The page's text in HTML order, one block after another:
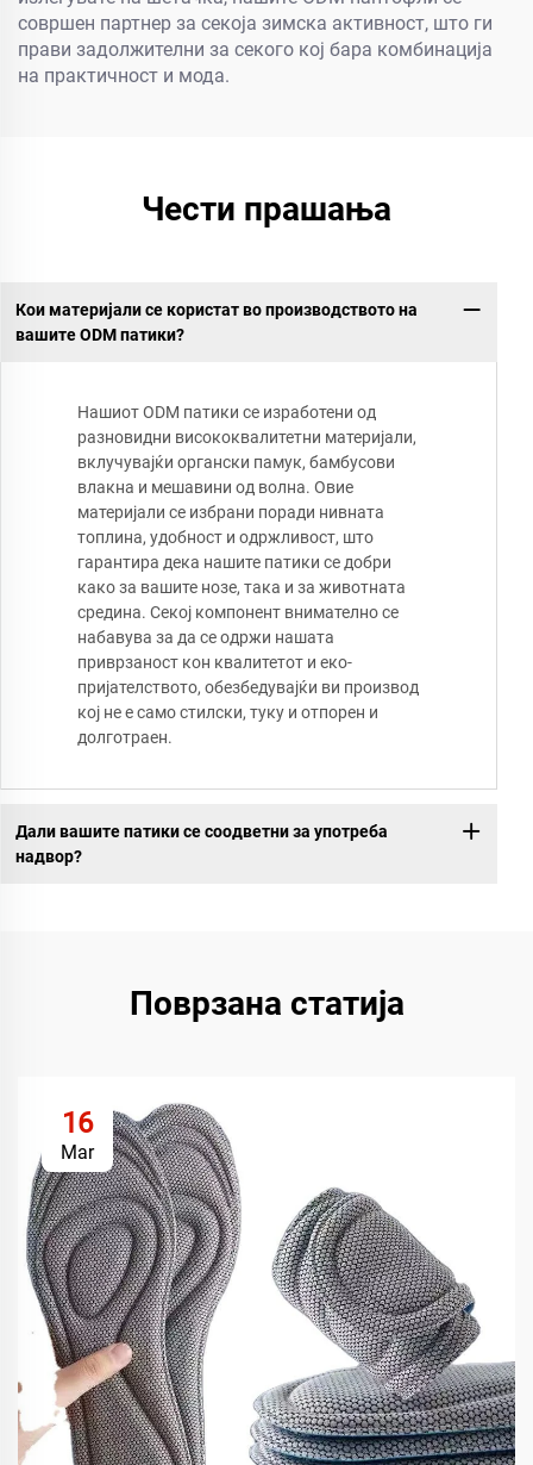
совршен партнер за секоја зимска активност, што ги
прави задолжителни за секого кој бара комбинација
на практичност и мода.
Чести прашања
Кои материјали се користат во производството на
вашите ODM патики?
Нашиот ODM патики се изработени од
разновидни висококвалитетни материјали,
вклучувајќи органски памук, бамбусови
влакна и мешавини од волна. Овие
материјали се избрани поради нивната
топлина, удобност и одржливост, што
гарантира дека нашите патики се добри
како за вашите нозе, така и за животната
средина. Секој компонент внимателно се
набавува за да се одржи нашата
приврзаност кон квалитетот и еко-
пријателството, обезбедувајќи ви производ
кој не е само стилски, туку и отпорен и
долготраен.
Дали вашите патики се соодветни за употреба
надвор?
Поврзана статија
16
Mar